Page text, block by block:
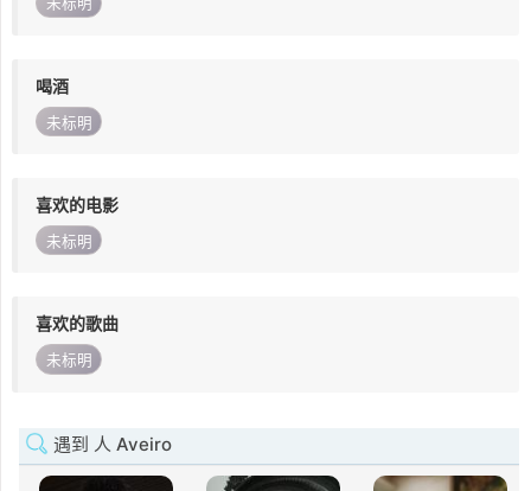
喝酒
未标明
喜欢的电影
未标明
喜欢的歌曲
未标明
遇到 人 Aveiro